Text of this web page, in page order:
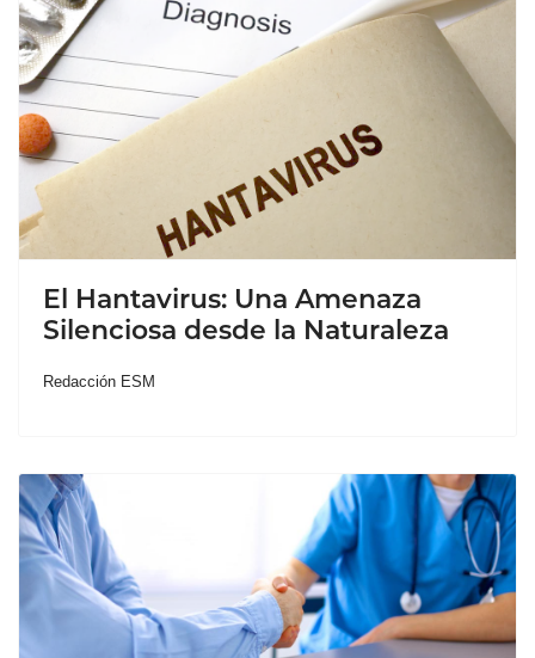
El Hantavirus: Una Amenaza
Silenciosa desde la Naturaleza
Redacción ESM